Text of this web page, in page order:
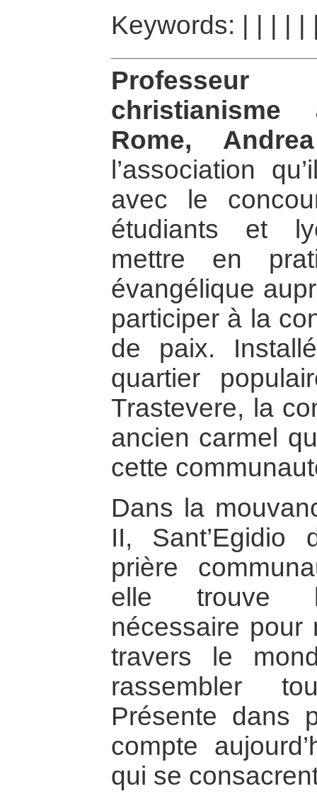
Keywords:
Rome,
l’association
avec le
étudiants et
mettre en
évangélique
participer à la
de paix.
quartier
Trastevere, la
ancien carmel
cette
Dans la
II,
prière
elle trouve
nécessaire pour
travers le
rassembler
Présente dans
compte
qui se